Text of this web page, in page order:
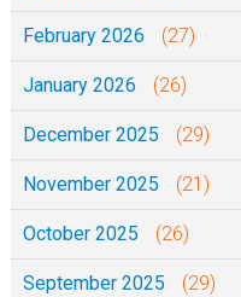
February 2026 (27)
January 2026 (26)
December 2025 (29)
November 2025 (21)
October 2025 (26)
September 2025 (29)